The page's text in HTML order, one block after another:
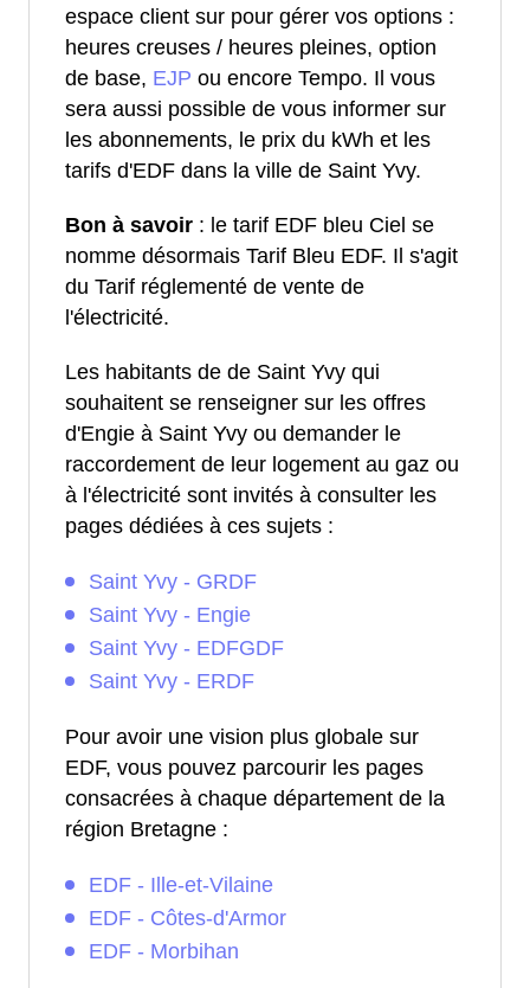
espace client sur pour gérer vos options :
heures creuses / heures pleines, option
de base, EJP ou encore Tempo. Il vous
sera aussi possible de vous informer sur
les abonnements, le prix du kWh et les
tarifs d'EDF dans la ville de Saint Yvy.
Bon à savoir : le tarif EDF bleu Ciel se
nomme désormais Tarif Bleu EDF. Il s'agit
du Tarif réglementé de vente de
l'électricité.
Les habitants de de Saint Yvy qui
souhaitent se renseigner sur les offres
d'Engie à Saint Yvy ou demander le
raccordement de leur logement au gaz ou
à l'électricité sont invités à consulter les
pages dédiées à ces sujets :
Saint Yvy - GRDF
Saint Yvy - Engie
Saint Yvy - EDFGDF
Saint Yvy - ERDF
Pour avoir une vision plus globale sur
EDF, vous pouvez parcourir les pages
consacrées à chaque département de la
région Bretagne :
EDF - Ille-et-Vilaine
EDF - Côtes-d'Armor
EDF - Morbihan